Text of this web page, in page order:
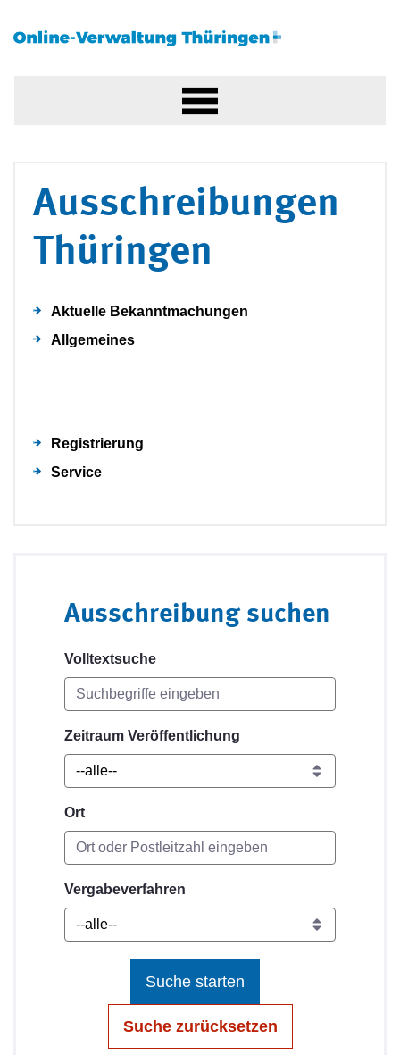
Ausschreibungen
Thüringen
Aktuelle Bekanntmachungen
Allgemeines
Registrierung
Service
Ausschreibung suchen
Volltextsuche
Zeitraum Veröffentlichung
Ort
Vergabeverfahren
Suche starten
Suche zurücksetzen